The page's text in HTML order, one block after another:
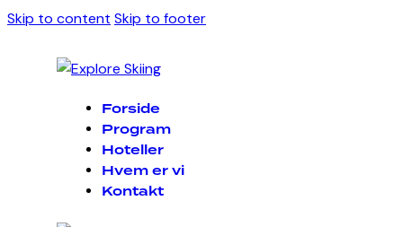
Skip to content Skip to footer
Forside
Program
Hoteller
Hvem er vi
Kontakt